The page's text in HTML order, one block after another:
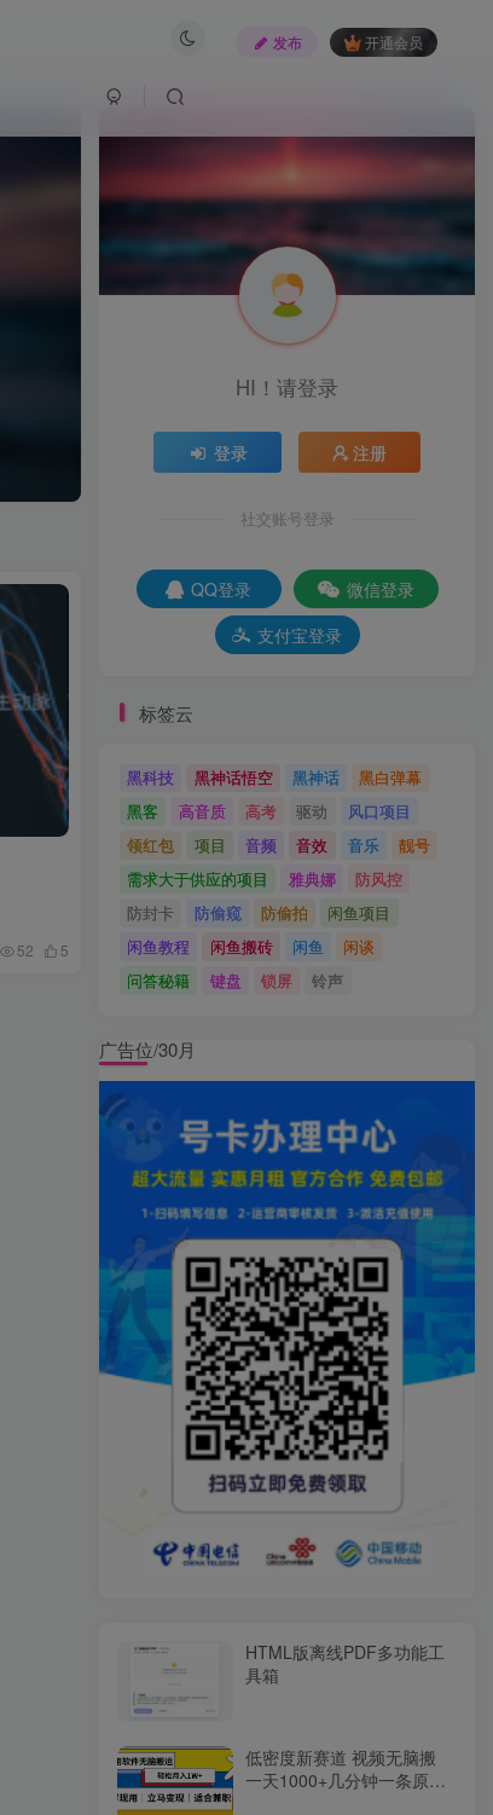
发布 开通会员
52 5
HI！请登录
登录 注册
社交账号登录
QQ登录
微信登录
支付宝登录
标签云
黑科技 黑神话悟空 黑神话
黑白弹幕
黑客
高音质 高考 驱动
风口项目
领红包
项目 音频 音效 音乐
靓号
需求大于供应的项目
雅典娜
防风控
防封卡
防偷窥 防偷拍
闲鱼项目
闲鱼教程
闲鱼搬砖 闲鱼
闲谈
问答秘籍
键盘 锁屏 铃声
广告位/30月
HTML版离线PDF多功能工
具箱
低密度新赛道 视频无脑搬
一天1000+几分钟一条原创